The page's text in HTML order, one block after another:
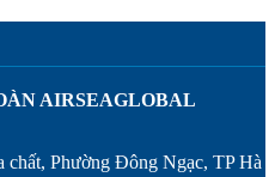
AIRSEAGLOBAL
Phường Đông Ngạc, TP Hà